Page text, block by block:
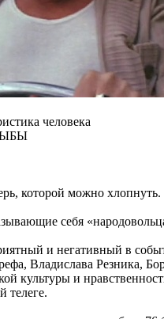
человека
которой можно хлопнуть.
себя
и негативный в
Владислава Резника,
культуры и
телеге.